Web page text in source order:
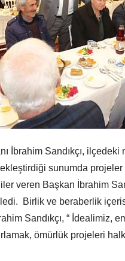
İbrahim Sandıkçı,
sunumda projeler
veren Başkan İbrahim
Birlik ve beraberlik
Sandıkçı, “ İdealimiz,
ömürlük projeleri